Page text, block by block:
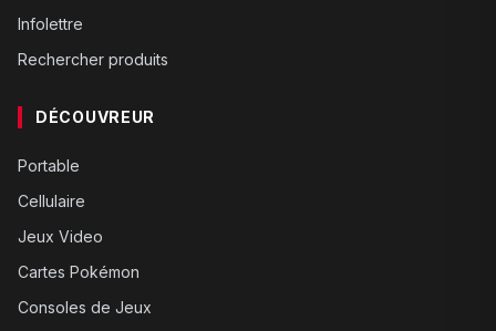
Infolettre
Rechercher produits
DÉCOUVREUR
Portable
Cellulaire
Jeux Video
Cartes Pokémon
Consoles de Jeux